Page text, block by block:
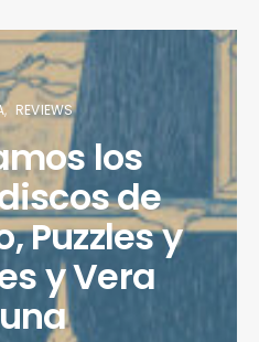
REVIEWS
los
de
Puzzles y
y Vera